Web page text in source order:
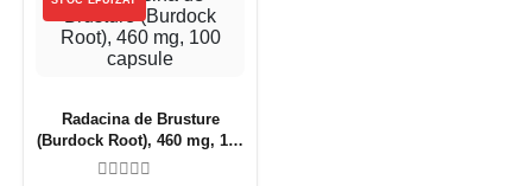
Radacina de Brusture
(Burdock Root), 460 mg, 100
capsule